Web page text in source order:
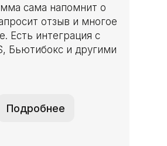
сама напомнит о
отзыв и многое
Есть интеграция с
Бьютибокс и другими
Подробнее